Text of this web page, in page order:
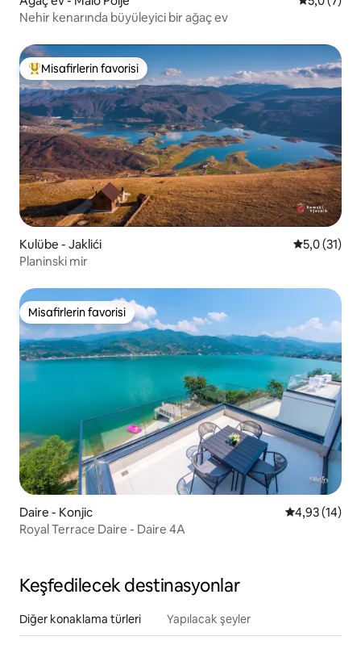
Nehir kenarında büyüleyici bir ağaç ev
Misafirlerin favorilerinden en beğenilenler arasında
Misafirlerin favorisi
Kulübe - Jaklići 55,0 (31)
Planinski mir
Misafirlerin favorisi
Misafirlerin favorisi
Daire - Konjic 5 üzerinden
4,93 (14)
Royal Terrace Daire - Daire 4A
Keşfedilecek destinasyonlar
Diğer konaklama türleri Yapılacak şeyler